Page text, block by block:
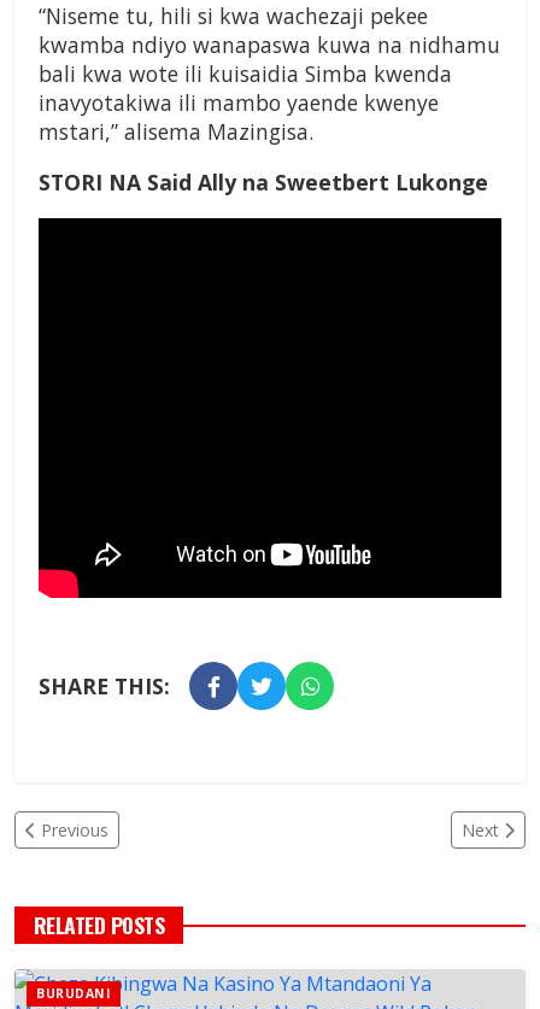
“Niseme tu, hili si kwa wachezaji pekee
kwamba ndiyo wanapaswa kuwa na nidhamu
bali kwa wote ili kuisaidia Simba kwenda
inavyotakiwa ili mambo yaende kwenye
mstari,” alisema Mazingisa.
STORI NA Said Ally na Sweetbert Lukonge
SHARE THIS:
Previous Next
RELATED POSTS
BURUDANI